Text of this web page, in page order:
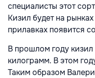
специалисты этот
Кизил будет на
прилавках появится
В прошлом году
килограмм. В этом
Таким образом